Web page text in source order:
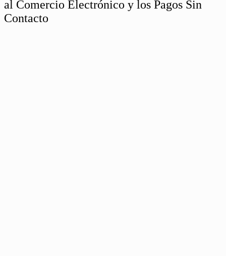
al Comercio Electrónico y los Pagos Sin
Contacto